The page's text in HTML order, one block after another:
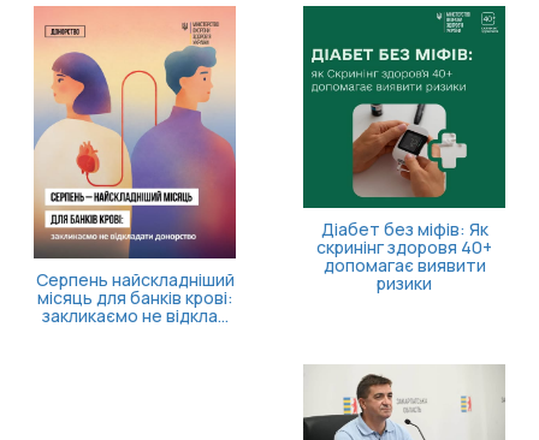
Серпень найскладніший
місяць для банків крові:
закликаємо не відкла...
Діабет без міфів: Як
скринінг здоровя 40+
допомагає виявити
ризики